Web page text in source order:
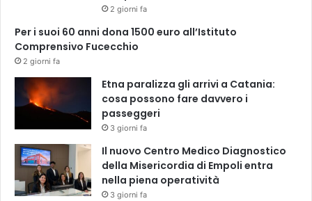
2 giorni fa
Per i suoi 60 anni dona 1500 euro all’Istituto
Comprensivo Fucecchio
2 giorni fa
Etna paralizza gli arrivi a Catania:
cosa possono fare davvero i
passeggeri
3 giorni fa
Il nuovo Centro Medico Diagnostico
della Misericordia di Empoli entra
nella piena operatività
3 giorni fa